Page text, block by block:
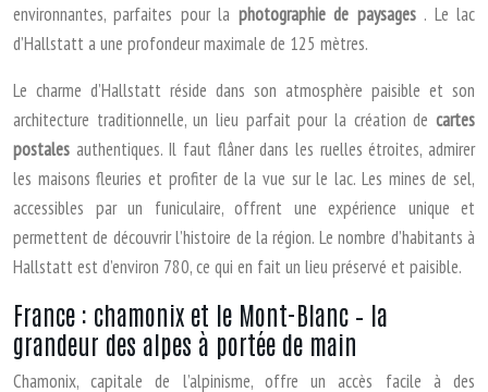
environnantes, parfaites pour la photographie de paysages . Le lac
d’Hallstatt a une profondeur maximale de 125 mètres.
Le charme d’Hallstatt réside dans son atmosphère paisible et son
architecture traditionnelle, un lieu parfait pour la création de cartes
postales authentiques. Il faut flâner dans les ruelles étroites, admirer
les maisons fleuries et profiter de la vue sur le lac. Les mines de sel,
accessibles par un funiculaire, offrent une expérience unique et
permettent de découvrir l’histoire de la région. Le nombre d’habitants à
Hallstatt est d’environ 780, ce qui en fait un lieu préservé et paisible.
France : chamonix et le Mont-Blanc – la
grandeur des alpes à portée de main
Chamonix, capitale de l’alpinisme, offre un accès facile à des